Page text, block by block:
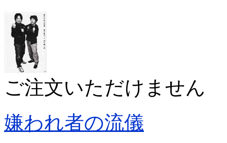
ご注文いただけません
嫌われ者の流儀